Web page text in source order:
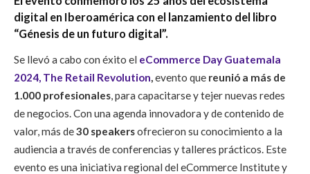
digital en Iberoamérica con el lanzamiento del libro
“Génesis de un futuro digital”.
Se llevó a cabo con éxito el eCommerce Day Guatemala
2024, The Retail Revolution,evento que reunió a más de
1.000 profesionales, para capacitarse y tejer nuevas redes
de negocios. Con una agenda innovadora y de contenido de
valor, más de30 speakersofrecieron su conocimiento a la
audiencia a través de conferencias y talleres prácticos. Este
evento es una iniciativa regional del eCommerce Institute y